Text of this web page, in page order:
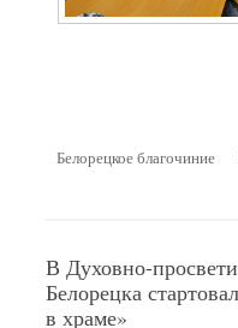
Белорецкое благочиние
В Духовно-
Белорецка
в храме»